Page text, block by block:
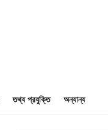
তথ্য প্রযুক্তি অন্যান্য